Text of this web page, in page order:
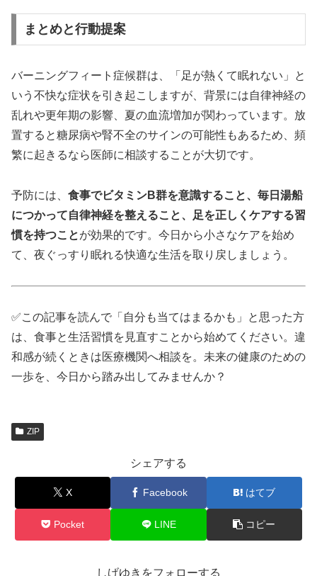
まとめと行動提案
バーニングフィート症候群は、「足が熱くて眠れない」と
いう不快な症状を引き起こしますが、背景には自律神経の
乱れや更年期の影響、夏の血流増加が関わっています。放
置すると糖尿病や腎不全のサインの可能性もあるため、頻
繁に起きるなら医師に相談することが大切です。
予防には、 食事でビタミンB群を意識すること、毎日湯船
につかって自律神経を整えること、足を正しくケアする習
慣を持つことが効果的です。今日から小さなケアを始め
て、夜ぐっすり眠れる快適な生活を取り戻しましょう。
✅この記事を読んで「自分も当てはまるかも」と思った方
は、食事と生活習慣を見直すことから始めてください。違
和感が続くときは医療機関へ相談を。未来の健康のための
一歩を、今日から踏み出してみませんか？
ZIP
シェアする
X Facebook はてブ
Pocket LINE コピー
しげゆきをフォローする